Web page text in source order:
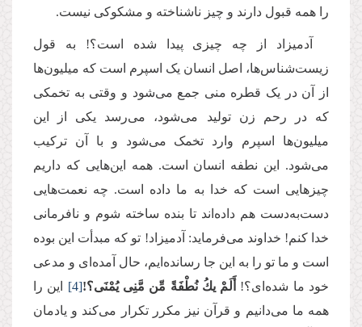
را همه قبول دارند و چیز ناشناخته‌ و مشکوکی نیست.
آدمیزاد از چه چیزی پیدا شده است؟! به قول
زیست‌شناس‌ها، اصل انسان یک اسپرم است که میلیون‌ها
از آن در یک قطره منی جمع می‌شود و وقتی به تخمکی
که در رحم زن تولید می‌شود، می‌رسد یکی از این
میلیون‌ها اسپرم وارد تخمک می‌شود و با آن ترکیب
می‌شود. این نطفه انسان است. همه این‌هایی که داریم
چیزهایی است که خدا به ما داده است. چه نعمت‌هایی
دست‌به‌دست هم داده‌اند تا بنده ساخته شوم و نافرمانی
خدا کنم! خداوند می‌فرماید: آدمیزاد! تو که مبدأت این بوده
است و ما تو را به این جا رسانده‌ایم، حال آمده‌ای و مدعی
خود ما شده‌ای؟!
أَلَمْ یكُ نُطْفَةً مِّن مَّنِی یُمْنَى؟![4] این را
همه ما می‌دانیم و قرآن نیز مکرر تکرار می‌کند و یادمان